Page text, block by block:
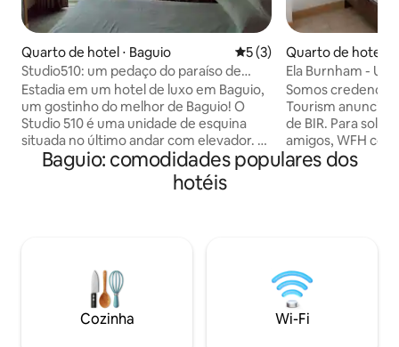
Quarto de hotel ⋅ Baguio 5 de uma avaliação média
5 (3)
Studio510: um pedaço do paraíso de
Baguio com piscina e vista
Estadia em um hotel de luxo em Baguio,
um gostinho do melhor de Baguio! O
Studio 510 é uma unidade de esquina
situada no último andar com elevador. É
moderno e tem padrões ocidentais,
pensando em moradores locais,
expatriados filipinos e visitantes
verde e do jardim da cidade. É perfeito
para dois e uma criança, casais em lua de
mel, namorados, amigos, tia e tio,
mamãe e papai, vovô e vovó ou para
Quarto de hotel ⋅
Ela Burnham -
ar-condicionado,
Somos
Tourism
de BIR. Para solteiros, executivos,
amigos, WFH
para casais"
Burnham Suites
ordem de
estacionamento
Hotel (3 minutos
Baguio: comodidades populares dos
hotéis
Cozinha Wi-Fi